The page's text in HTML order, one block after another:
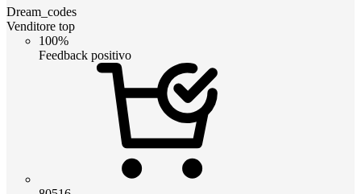
Dream_codes
Venditore top
100%
Feedback positivo